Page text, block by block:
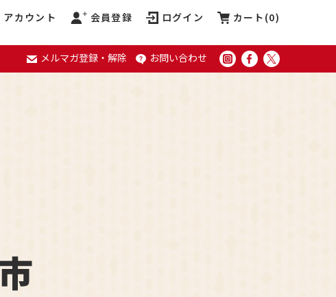
アカウント 会員登録 ログイン カート(0)
メルマガ登録・解除 お問い合わせ